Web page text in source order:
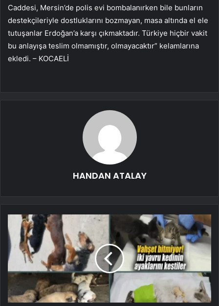
Caddesi, Mersin’de polis evi bombalanırken bile bunların
destekçileriyle dostluklarını bozmayan, masa altında el ele
tutuşanlar Erdoğan’a karşı çıkmaktadır. Türkiye hiçbir vakit
bu anlayışa teslim olmamıştır, olmayacaktır” kelamlarına
ekledi. – KOCAELİ
HANDAN ATALAY